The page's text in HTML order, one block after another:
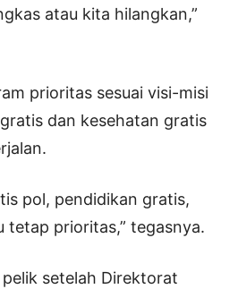
atau kita hilangkan,”
prioritas sesuai visi-misi
dan kesehatan gratis
pol, pendidikan gratis,
tetap prioritas,” tegasnya.
setelah Direktorat